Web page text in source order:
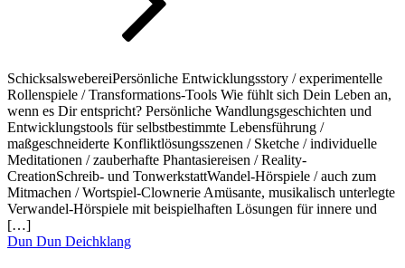
SchicksalswebereiPersönliche Entwicklungsstory / experimentelle
Rollenspiele / Transformations-Tools Wie fühlt sich Dein Leben an,
wenn es Dir entspricht? Persönliche Wandlungsgeschichten und
Entwicklungstools für selbstbestimmte Lebensführung /
maßgeschneiderte Konfliktlösungsszenen / Sketche / individuelle
Meditationen / zauberhafte Phantasiereisen / Reality-
CreationSchreib- und TonwerkstattWandel-Hörspiele / auch zum
Mitmachen / Wortspiel-Clownerie Amüsante, musikalisch unterlegte
Verwandel-Hörspiele mit beispielhaften Lösungen für innere und
[…]
Dun Dun Deichklang